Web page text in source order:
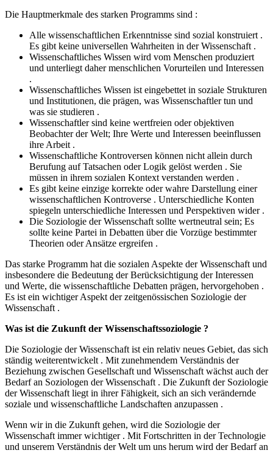
Die Hauptmerkmale des starken Programms sind :
Alle wissenschaftlichen Erkenntnisse sind sozial konstruiert .
Es gibt keine universellen Wahrheiten in der Wissenschaft .
Wissenschaftliches Wissen wird vom Menschen produziert
und unterliegt daher menschlichen Vorurteilen und Interessen
.
Wissenschaftliches Wissen ist eingebettet in soziale Strukturen
und Institutionen, die prägen, was Wissenschaftler tun und
was sie studieren .
Wissenschaftler sind keine wertfreien oder objektiven
Beobachter der Welt; Ihre Werte und Interessen beeinflussen
ihre Arbeit .
Wissenschaftliche Kontroversen können nicht allein durch
Berufung auf Tatsachen oder Logik gelöst werden . Sie
müssen in ihrem sozialen Kontext verstanden werden .
Es gibt keine einzige korrekte oder wahre Darstellung einer
wissenschaftlichen Kontroverse . Unterschiedliche Konten
spiegeln unterschiedliche Interessen und Perspektiven wider .
Die Soziologie der Wissenschaft sollte wertneutral sein; Es
sollte keine Partei in Debatten über die Vorzüge bestimmter
Theorien oder Ansätze ergreifen .
Das starke Programm hat die sozialen Aspekte der Wissenschaft und
insbesondere die Bedeutung der Berücksichtigung der Interessen
und Werte, die wissenschaftliche Debatten prägen, hervorgehoben .
Es ist ein wichtiger Aspekt der zeitgenössischen Soziologie der
Wissenschaft .
Was ist die Zukunft der Wissenschaftssoziologie ?
Die Soziologie der Wissenschaft ist ein relativ neues Gebiet, das sich
ständig weiterentwickelt . Mit zunehmendem Verständnis der
Beziehung zwischen Gesellschaft und Wissenschaft wächst auch der
Bedarf an Soziologen der Wissenschaft . Die Zukunft der Soziologie
der Wissenschaft liegt in ihrer Fähigkeit, sich an sich verändernde
soziale und wissenschaftliche Landschaften anzupassen .
Wenn wir in die Zukunft gehen, wird die Soziologie der
Wissenschaft immer wichtiger . Mit Fortschritten in der Technologie
und unserem Verständnis der Welt um uns herum wird der Bedarf an